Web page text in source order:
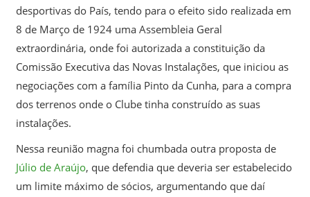
desportivas do País, tendo para o efeito sido realizada em
8 de Março de 1924 uma Assembleia Geral
extraordinária, onde foi autorizada a constituição da
Comissão Executiva das Novas Instalações, que iniciou as
negociações com a família Pinto da Cunha, para a compra
dos terrenos onde o Clube tinha construído as suas
instalações.
Nessa reunião magna foi chumbada outra proposta de
Júlio de Araújo, que defendia que deveria ser estabelecido
um limite máximo de sócios, argumentando que daí